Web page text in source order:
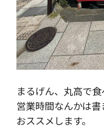
まるげん、丸高で
営業時間なんかは
おススメします。